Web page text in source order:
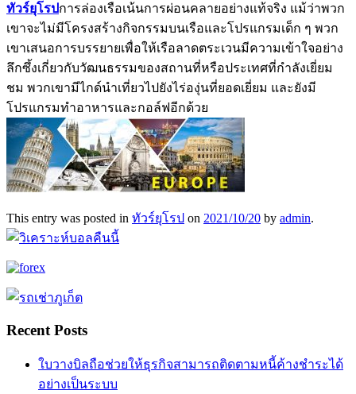
ทัวร์ยุโรปการล่องเรือเน้นการผ่อนคลายอย่างแท้จริง แม้ว่าพวก
เขาจะไม่มีโครงสร้างกิจกรรมบนเรือและโปรแกรมเด็ก ๆ พวก
เขาเสนอการบรรยายเพื่อให้เรือลาดตระเวนมีความเข้าใจอย่าง
ลึกซึ้งเกี่ยวกับวัฒนธรรมของสถานที่หรือประเทศที่กำลังเยี่ยม
ชม พวกเขามีไกด์นำเที่ยวไปยังไร่องุ่นที่ยอดเยี่ยม และยังมี
โปรแกรมทำอาหารและกอล์ฟอีกด้วย
This entry was posted in ทัวร์ยุโรป on 2021/10/20 by admin.
Recent Posts
ใบวางบิลถือช่วยให้ธุรกิจสามารถติดตามหนี้ค้างชำระได้
อย่างเป็นระบบ